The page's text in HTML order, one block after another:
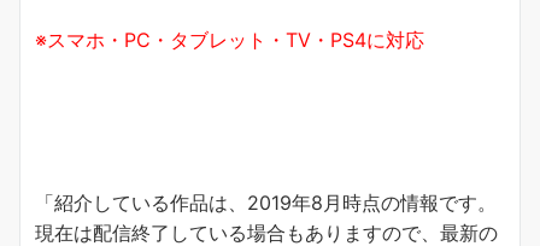
※スマホ・PC・タブレット・TV・PS4に対応
「紹介している作品は、2019年8月時点の情報です。
現在は配信終了している場合もありますので、最新の